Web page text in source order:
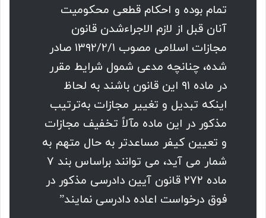
تمام بوده و احکام قطعی محکومیت
آنان قبل از لازم الاجراءشدن قانون
مجازات اسلامی مصوب ۱۳۹۲/۲/۱ صادر
شده، چنانچه مدعی شمول شرایط مقرر
در ماده ۹۱ این قانون باشند به لحاظ
اینکه تبدیل و تغییر مجازات به‌ترتیب
مذکور در این ماده مآلاً تخفیف مجازات
و تعیین کیفر مساعدتر به حال متهم به
شمار می آید، می توانند براساس بند ۷
ماده ۲۷۲ قانون آیین دادرسی مذکور در
فوق درخواست اعاده دادرسی نمایند”